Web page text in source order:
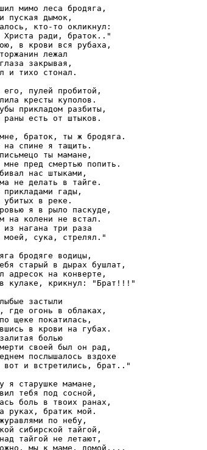
мимо леса бродяга,
пуская дымок,
кто-то окликнул:
Христа ради, браток.."
в крови вся рубаха,
лежал
закрывая,
и тихо стонал.
его, пулей пробитой,
кресты куполов.
прикладом разбиты,
раны есть от штыков.
браток, ты ж бродяга.
на спине я тащить.
ты мамане,
мне пред смертью попить.
нас штыками,
не делать в тайге.
прикладами гады,
убитых в реке.
я в рыло паскуде,
на колени не встал.
из нагана три раза
моей, сука, стрелял."
бродяге водицы,
старый в дырах бушлат,
адресок на конверте,
кулаке, крикнул: "Брат!!!"
застыли
где огонь в облаках,
щеке покатилась,
в крови на губах.
болью
своей был он рад,
послышалось вздохе
вот и встретились, брат.."
я старушке мамане,
тебя под сосной,
боль в твоих ранах,
руках, братик мой.
по небу,
сибирской тайгой,
тайгой не летают,